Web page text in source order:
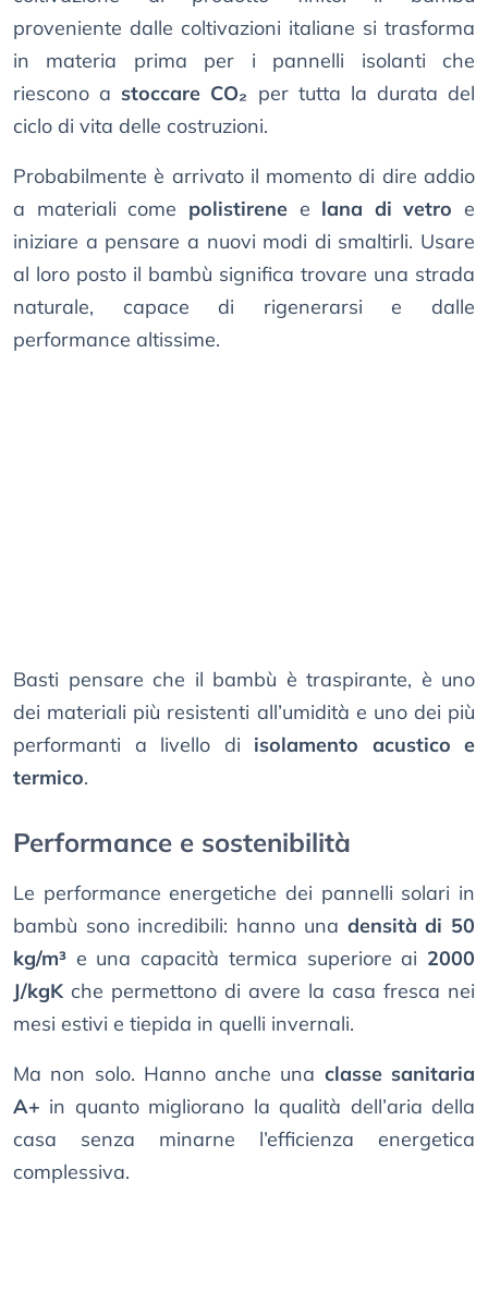
proveniente dalle coltivazioni italiane si trasforma
in materia prima per i pannelli isolanti che
riescono a stoccare CO₂ per tutta la durata del
ciclo di vita delle costruzioni.
Probabilmente è arrivato il momento di dire addio
a materiali come polistirenee lana di vetro e
iniziare a pensare a nuovi modi di smaltirli. Usare
al loro posto il bambù significa trovare una strada
naturale, capace di rigenerarsi e dalle
performance altissime.
Basti pensare che il bambù è traspirante, è uno
dei materiali più resistenti all’umidità e uno dei più
performanti a livello di isolamento acustico e
termico.
Performance e sostenibilità
Le performance energetiche dei pannelli solari in
bambù sono incredibili: hanno una densità di 50
kg/m³ e una capacità termica superiore ai 2000
J/kgKche permettono di avere la casa fresca nei
mesi estivi e tiepida in quelli invernali.
Ma non solo. Hanno anche una classe sanitaria
A+ in quanto migliorano la qualità dell’aria della
casa senza minarne l’efficienza energetica
complessiva.